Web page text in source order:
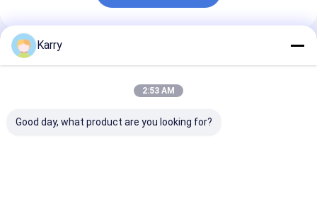
Geadviseerde Producten
Karry
2:53 AM
Good day, what product are you looking for?